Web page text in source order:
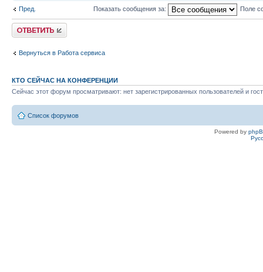
Пред. Показать сообщения за: Поле
Ответить
Вернуться в Работа сервиса
КТО СЕЙЧАС НА КОНФЕРЕНЦИИ
Сейчас этот форум просматривают: нет зарегистрированных пользователей и
Список форумов
Powered by